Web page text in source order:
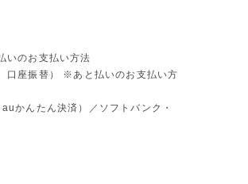
のお支払い方法
口座振替） ※あと払いのお支払い方
かんたん決済）／ソフトバンク・